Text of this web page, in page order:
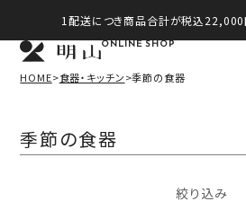
1配送につき商品合計が税込22,000
ONLINE SHOP
HOME 食器・キッチン 季節の食器
季節の食器
絞り込み